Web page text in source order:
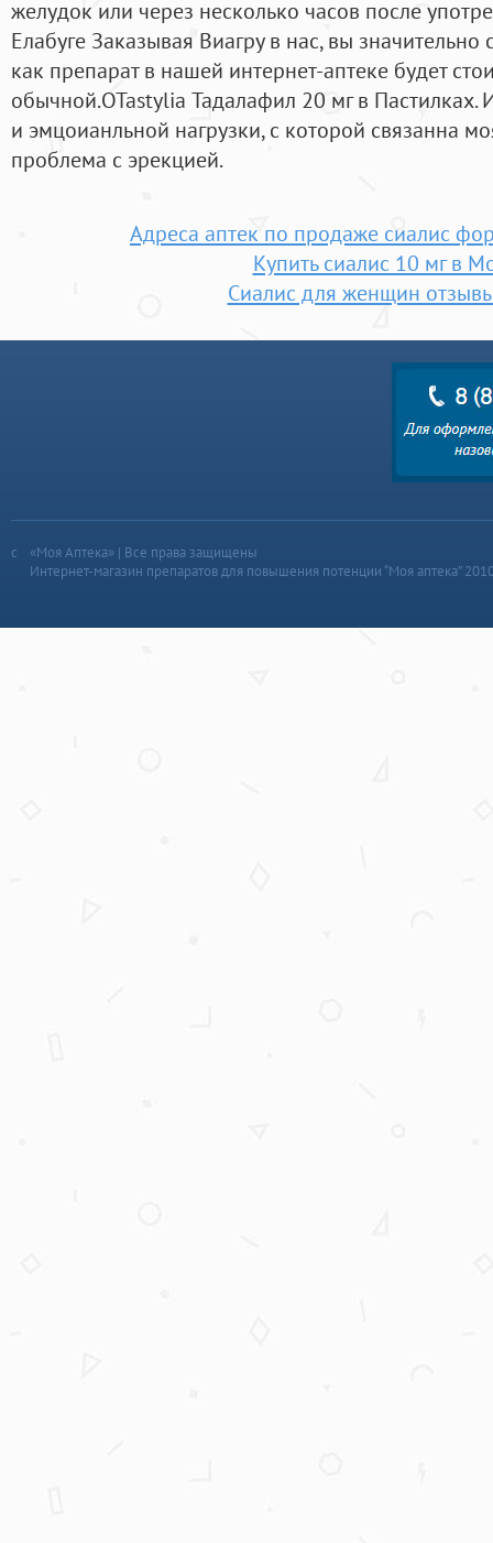
желудок или через несколько часов после
Елабуге Заказывая Виагру в нас, вы значительно
как препарат в нашей интернет-аптеке будет
обычной.OTastylia Тадалафил 20 мг в Пастилках.
и эмцоианльной нагрузки, с которой связанна
проблема с эрекцией.
Адреса аптек по продаже сиалис
Купить сиалис 10 мг в
Сиалис для женщин
«Моя Аптека» | Все права защищены
Интернет-магазин препаратов для повышения потенции “Моя аптека”